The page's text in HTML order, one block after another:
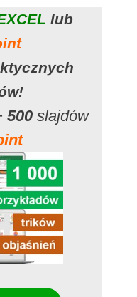
lub
500 slajdów